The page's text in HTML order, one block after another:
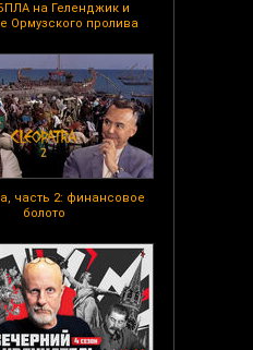
на Геленджик и
Ормузского пролива
часть 2: финансовое
болото